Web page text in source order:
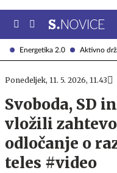
Energetika 2.0 Aktivno
Ponedeljek, 11. 5. 2026, 11.43
Svoboda, SD
vložili
odločanje o
teles #video